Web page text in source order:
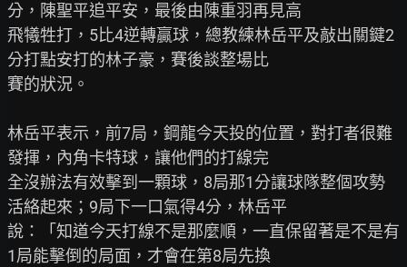
分，陳聖平追平安，最後由陳重羽再見高
飛犧牲打，5比4逆轉贏球，總教練林岳平及敲出關鍵2
分打點安打的林子豪，賽後談整場比
賽的狀況。
林岳平表示，前7局，鋼龍今天投的位置，對打者很難
發揮，內角卡特球，讓他們的打線完
全沒辦法有效擊到一顆球，8局那1分讓球隊整個攻勢
活絡起來；9局下一口氣得4分，林岳平
說：「知道今天打線不是那麼順，一直保留著是不是有
1局能擊倒的局面，才會在第8局先換